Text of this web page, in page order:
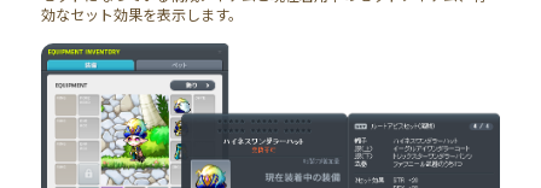
効なセット効果を表示します。